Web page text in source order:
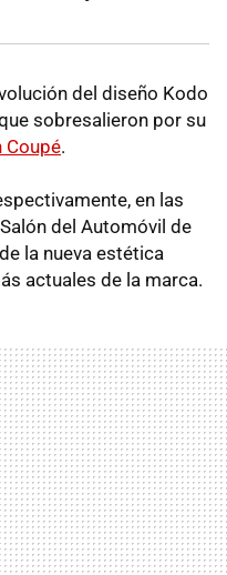
del diseño Kodo
sobresalieron por su
Coupé.
en las
del Automóvil de
la nueva estética
actuales de la marca.